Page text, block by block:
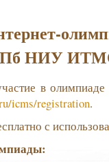
НИУ
в олимпиаде
icms/registration.
с